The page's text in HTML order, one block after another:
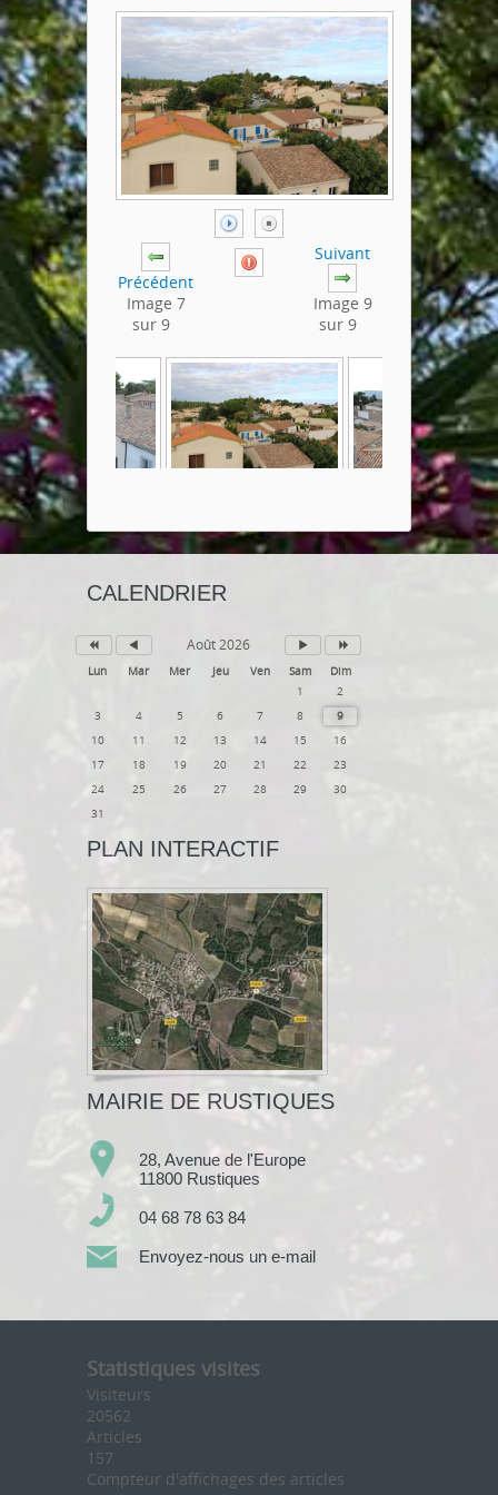
Précédent
Image 7
sur 9
Suivant
Image 9
sur 9
CALENDRIER
Août 2026
Lun Mar Mer Jeu Ven Sam
Dim
1
2
3
4 5 6 7 8
9
10
11 12 13 14 15
16
17
18 19 20 21 22
23
24
25 26 27 28 29
30
31
PLAN INTERACTIF
MAIRIE DE RUSTIQUES
28, Avenue de l'Europe
11800 Rustiques
04 68 78 63 84
Envoyez-nous un e-mail
Statistiques visites
Visiteurs
20562
Articles
157
Compteur d'affichages des articles